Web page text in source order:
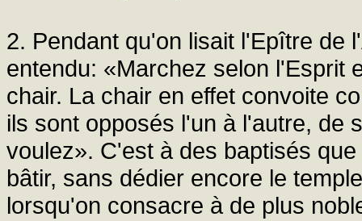
2. Pendant qu'on lisait l'Epître de
entendu: «Marchez selon l'Esprit
chair. La chair en effet convoite
ils sont opposés l'un à l'autre, de
voulez». C'est à des baptisés
bâtir, sans dédier encore le
lorsqu'on consacre à de plus